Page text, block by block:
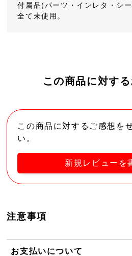
付属品(パーツ・インレタ・シ
全て未使用。
この商品に対す
この商品に対するご感想を
い。
新規レビューを
注意事項
お支払いについて